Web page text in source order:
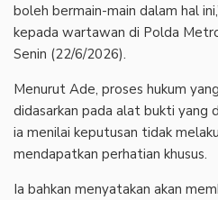
boleh bermain-main dalam hal
kepada wartawan di Polda
Senin (22/6/2026).
‎Menurut Ade, proses hukum
didasarkan pada alat bukti yang
ia menilai keputusan tidak
mendapatkan perhatian khusus.
‎Ia bahkan menyatakan akan